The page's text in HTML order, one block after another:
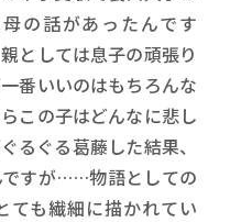
の話があったんです
としては息子の頑張り
番いいのはもちろんな
この子はどんなに悲し
るぐる葛藤した結果、
ですが……物語としての
ても繊細に描かれてい